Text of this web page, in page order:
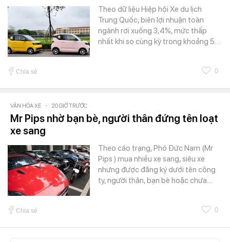
Theo dữ liệu Hiệp hội Xe du lịch
Trung Quốc, biên lợi nhuận toàn
ngành rơi xuống 3,4%, mức thấp
nhất khi so cùng kỳ trong khoảng 5…
Chia sẻ 0
VĂN HÓA XE - 20 GIỜ TRƯỚC
Mr Pips nhờ bạn bè, người thân đứng tên loạt
xe sang
Theo cáo trạng, Phó Đức Nam (Mr
Pips ) mua nhiều xe sang, siêu xe
nhưng được đăng ký dưới tên công
ty, người thân, bạn bè hoặc chưa…
Chia sẻ 0